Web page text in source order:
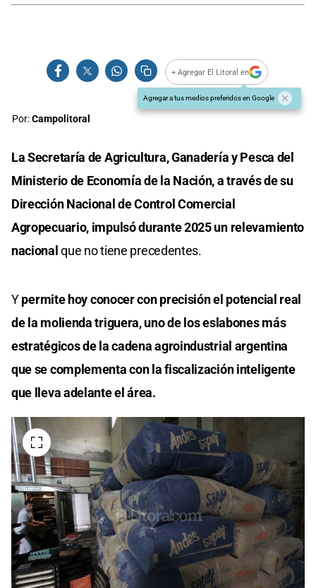
+ Agregar El Litoral en
Agregar a tus medios preferidos en Google
Por:Campolitoral
La Secretaría de Agricultura, Ganadería y Pesca del
Ministerio de Economía de la Nación, a través de su
Dirección Nacional de Control Comercial
Agropecuario, impulsó durante 2025 un relevamiento
nacional que no tiene precedentes.
Ypermite hoy conocer con precisión el potencial real
de la molienda triguera, uno de los eslabones más
estratégicos de la cadena agroindustrial argentina
que se complementa con la fiscalización inteligente
que lleva adelante el área.